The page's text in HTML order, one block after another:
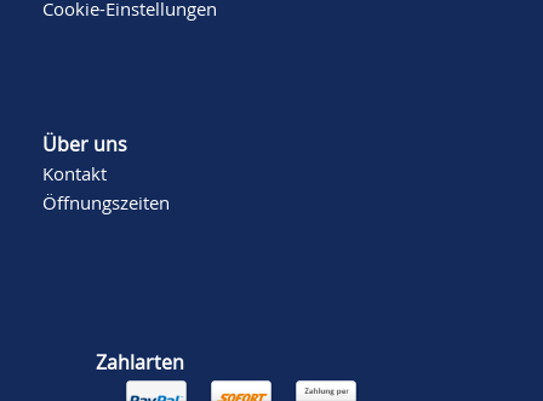
Cookie-Einstellungen
Über uns
Kontakt
Öffnungszeiten
Zahlarten